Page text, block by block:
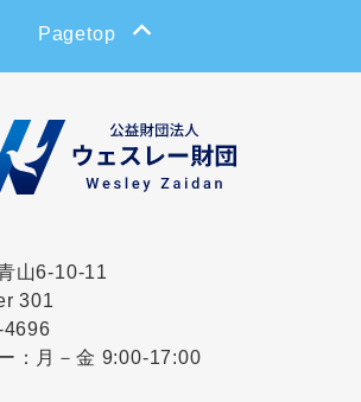
Pagetop
山6-10-11
301
：月－金 9:00-17:00